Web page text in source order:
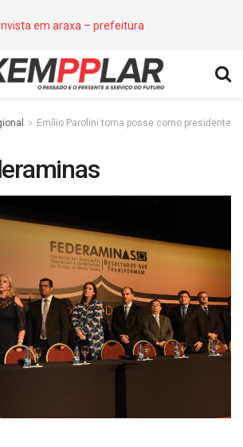
Emílio Parolini toma posse como presidente